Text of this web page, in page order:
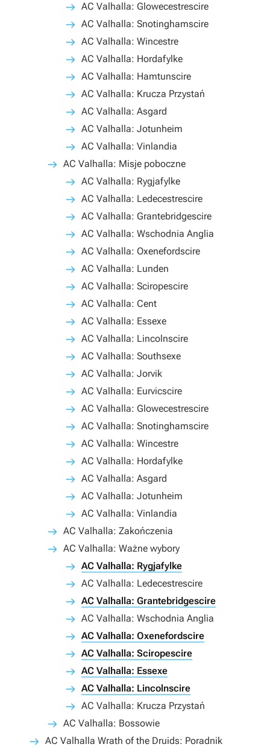
AC Valhalla: Glowecestrescire
AC Valhalla: Snotinghamscire
AC Valhalla: Wincestre
AC Valhalla: Hordafylke
AC Valhalla: Hamtunscire
AC Valhalla: Krucza Przystań
AC Valhalla: Asgard
AC Valhalla: Jotunheim
AC Valhalla: Vinlandia
AC Valhalla: Misje poboczne
AC Valhalla: Rygjafylke
AC Valhalla: Ledecestrescire
AC Valhalla: Grantebridgescire
AC Valhalla: Wschodnia Anglia
AC Valhalla: Oxenefordscire
AC Valhalla: Lunden
AC Valhalla: Sciropescire
AC Valhalla: Cent
AC Valhalla: Essexe
AC Valhalla: Lincolnscire
AC Valhalla: Southsexe
AC Valhalla: Jorvik
AC Valhalla: Eurvicscire
AC Valhalla: Glowecestrescire
AC Valhalla: Snotinghamscire
AC Valhalla: Wincestre
AC Valhalla: Hordafylke
AC Valhalla: Asgard
AC Valhalla: Jotunheim
AC Valhalla: Vinlandia
AC Valhalla: Zakończenia
AC Valhalla: Ważne wybory
AC Valhalla: Rygjafylke
AC Valhalla: Ledecestrescire
AC Valhalla: Grantebridgescire
AC Valhalla: Wschodnia Anglia
AC Valhalla: Oxenefordscire
AC Valhalla: Sciropescire
AC Valhalla: Essexe
AC Valhalla: Lincolnscire
AC Valhalla: Krucza Przystań
AC Valhalla: Bossowie
AC Valhalla Wrath of the Druids: Poradnik